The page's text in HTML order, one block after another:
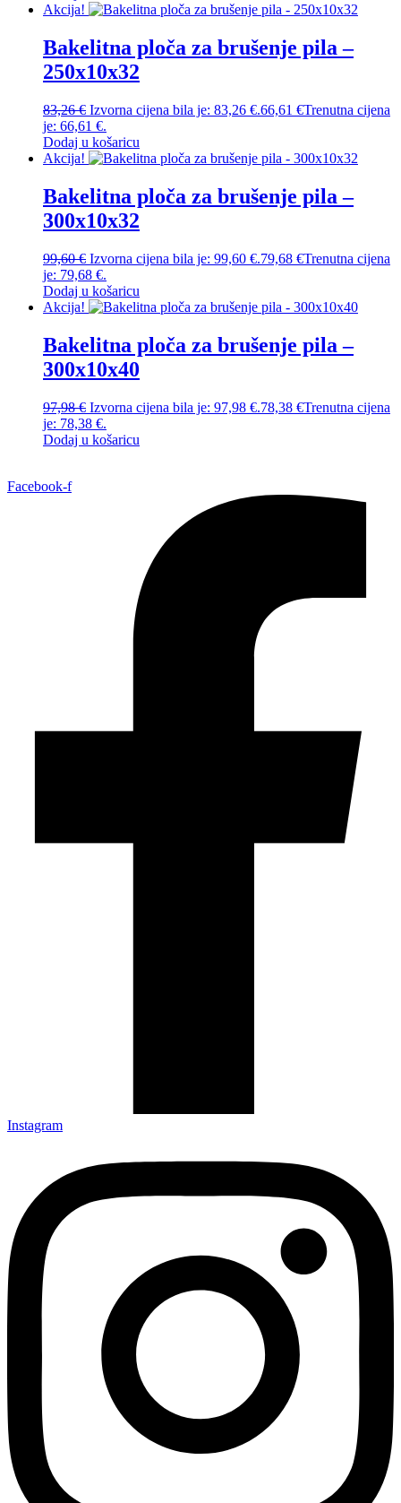
Akcija!
Bakelitna ploča za brušenje pila –
250x10x32
83,26€ Izvorna cijena bila je: 83,26 €.66,61 €Trenutna cijena
je: 66,61 €.
Dodaj u košaricu
Akcija!
Bakelitna ploča za brušenje pila –
300x10x32
99,60€ Izvorna cijena bila je: 99,60 €.79,68 €Trenutna cijena
je: 79,68 €.
Dodaj u košaricu
Akcija!
Bakelitna ploča za brušenje pila –
300x10x40
97,98€ Izvorna cijena bila je: 97,98 €.78,38 €Trenutna cijena
je: 78,38 €.
Dodaj u košaricu
Facebook-f
Instagram